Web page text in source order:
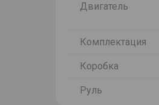
Двигатель
Комплектация
Коробка
Руль